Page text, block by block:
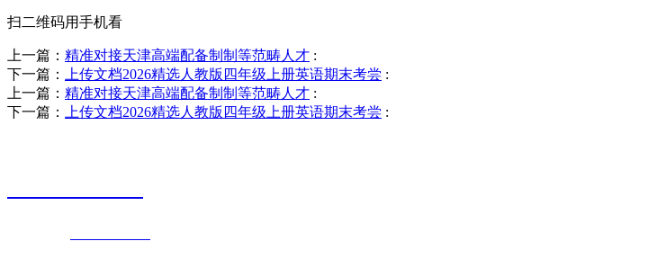
扫二维码用手机看
上一篇： 精准对接天津高端配备制制等范畴人才 :
下一篇：
上传文档2026精选人教版四年级上册英语期末考尝 :
上一篇： 精准对接天津高端配备制制等范畴人才 :
下一篇：
上传文档2026精选人教版四年级上册英语期末考尝 :